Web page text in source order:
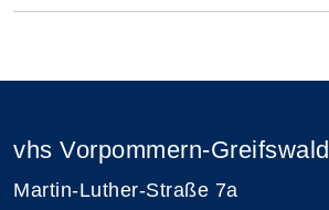
vhs Vorpommern-Greifswald
Martin-Luther-Straße 7a